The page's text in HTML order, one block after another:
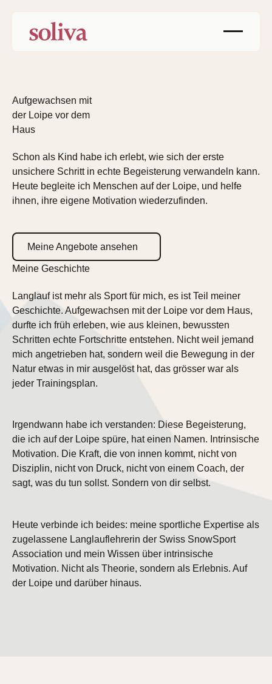
Aufgewachsen mit
der Loipe vor dem
Haus
Schon als Kind habe ich erlebt, wie sich der erste
unsichere Schritt in echte Begeisterung verwandeln kann.
Heute begleite ich Menschen auf der Loipe, und helfe
ihnen, ihre eigene Motivation wiederzufinden.
Meine Angebote ansehen
Meine Geschichte
Langlauf ist mehr als Sport für mich, es ist Teil meiner
Geschichte. Aufgewachsen mit der Loipe vor dem Haus,
durfte ich früh erleben, wie aus kleinen, bewussten
Schritten echte Fortschritte entstehen. Nicht weil jemand
mich angetrieben hat, sondern weil die Bewegung in der
Natur etwas in mir ausgelöst hat, das grösser war als
jeder Trainingsplan.
Irgendwann habe ich verstanden: Diese Begeisterung,
die ich auf der Loipe spüre, hat einen Namen. Intrinsische
Motivation. Die Kraft, die von innen kommt, nicht von
Disziplin, nicht von Druck, nicht von einem Coach, der
sagt, was du tun sollst. Sondern von dir selbst.
Heute verbinde ich beides: meine sportliche Expertise als
zugelassene Langlauflehrerin der Swiss SnowSport
Association und mein Wissen über intrinsische
Motivation. Nicht als Theorie, sondern als Erlebnis. Auf
der Loipe und darüber hinaus.